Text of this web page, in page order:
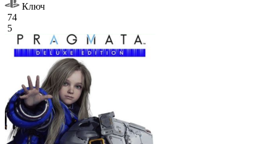
Ключ
74
5